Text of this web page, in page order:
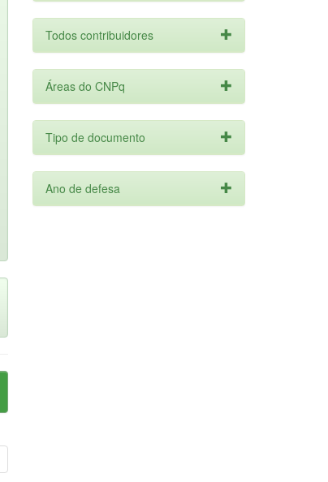
Todos contribuidores
Áreas do CNPq
Tipo de documento
Ano de defesa